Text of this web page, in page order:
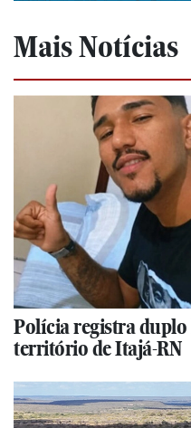
Mais Notícias
Polícia registra duplo
território de Itajá-RN